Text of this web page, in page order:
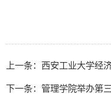
上一条：西安工业大学经
下一条：管理学院举办第